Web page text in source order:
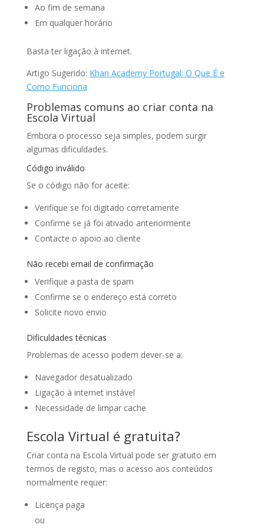
Ao fim de semana
Em qualquer horário
Basta ter ligação à internet.
Artigo Sugerido: Khan Academy Portugal: O Que É e
Como Funciona
Problemas comuns ao criar conta na
Escola Virtual
Embora o processo seja simples, podem surgir
algumas dificuldades.
Código inválido
Se o código não for aceite:
Verifique se foi digitado corretamente
Confirme se já foi ativado anteriormente
Contacte o apoio ao cliente
Não recebi email de confirmação
Verifique a pasta de spam
Confirme se o endereço está correto
Solicite novo envio
Dificuldades técnicas
Problemas de acesso podem dever-se a:
Navegador desatualizado
Ligação à internet instável
Necessidade de limpar cache
Escola Virtual é gratuita?
Criar conta na Escola Virtual pode ser gratuito em
termos de registo, mas o acesso aos conteúdos
normalmente requer:
Licença paga
ou